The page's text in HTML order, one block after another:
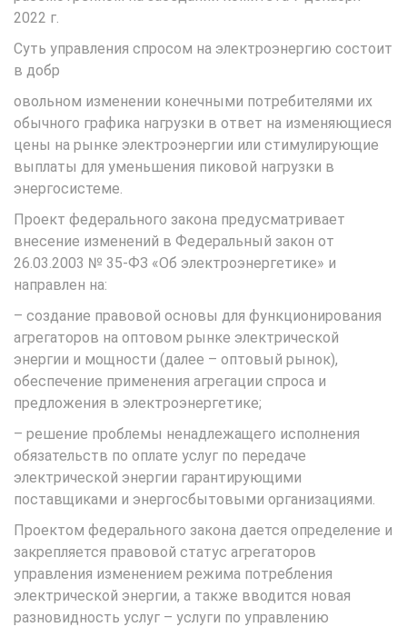
2022 г.
Суть управления спросом на электроэнергию состоит
в добр
овольном изменении конечными потребителями их
обычного графика нагрузки в ответ на изменяющиеся
цены на рынке электроэнергии или стимулирующие
выплаты для уменьшения пиковой нагрузки в
энергосистеме.
Проект федерального закона предусматривает
внесение изменений в Федеральный закон от
26.03.2003 № 35-ФЗ «Об электроэнергетике» и
направлен на:
– создание правовой основы для функционирования
агрегаторов на оптовом рынке электрической
энергии и мощности (далее – оптовый рынок),
обеспечение применения агрегации спроса и
предложения в электроэнергетике;
– решение проблемы ненадлежащего исполнения
обязательств по оплате услуг по передаче
электрической энергии гарантирующими
поставщиками и энергосбытовыми организациями.
Проектом федерального закона дается определение и
закрепляется правовой статус агрегаторов
управления изменением режима потребления
электрической энергии, а также вводится новая
разновидность услуг – услуги по управлению